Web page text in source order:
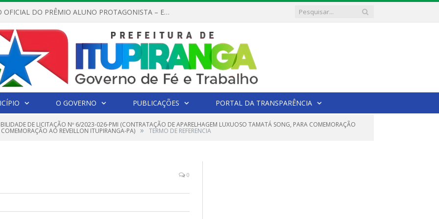
REGULAMENTO OFICIAL DO PRÊMIO ALUNO PROTAGONISTA – EDIÇÃO 2026
O GOVERNO PUBLICAÇÕES PORTAL DA TRANSPARÊNCIA
DE LICITAÇÃO Nº 6/2023-026-PMI (CONTRATAÇÃO DE APARELHAGEM LUXUOSO TAMATÁ SONG, PARA COMEMORAÇÃO
AO REVEILLON ITUPIRANGA-PA) » TERMO DE REFERENCIA
0